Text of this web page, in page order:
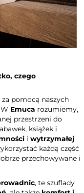
czego
pomocą naszych
Emuca rozumiemy,
przestrzeni do
książek i
i wytrzymałej
każdą część
przechowywane i
, te szuflady